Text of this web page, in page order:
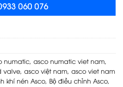
060 076
numatic, asco numatic viet nam,
valve, asco việt nam, asco viet nam
khí nén Asco, Bộ điều chỉnh Asco,